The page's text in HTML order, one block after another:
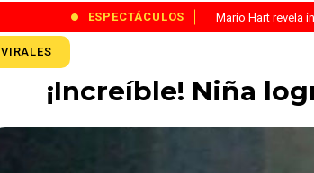
ESPECTÁCULOS Mario Hart revela
VIRALES
¡Increíble! Niña